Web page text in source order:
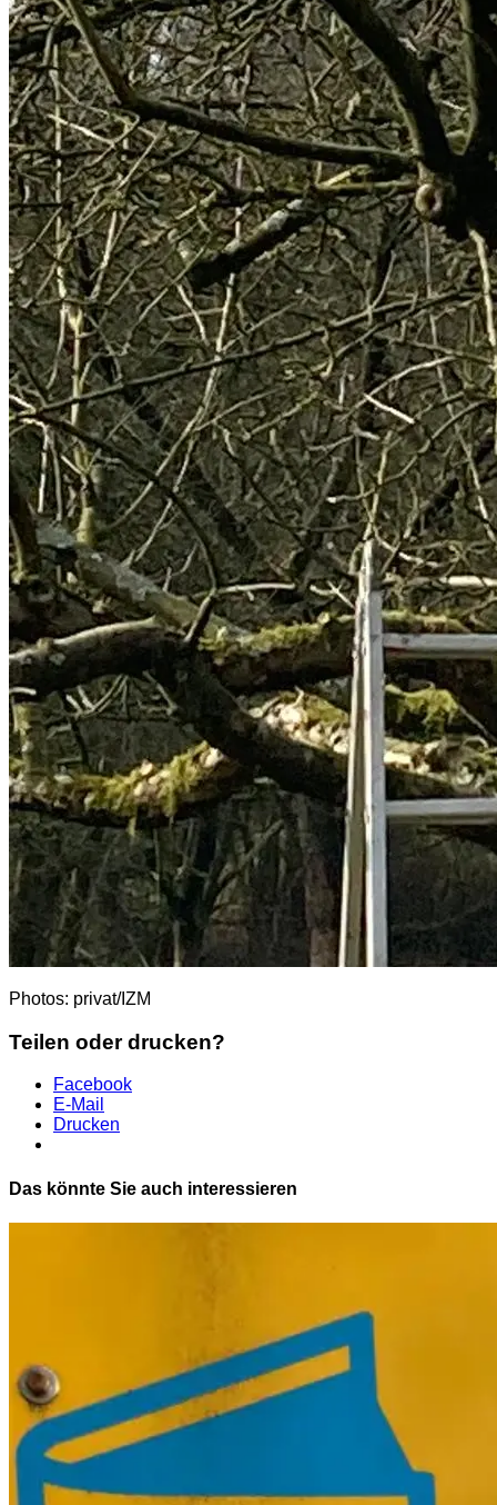
Photos: privat/IZM
Teilen oder drucken?
Facebook
E-Mail
Drucken
Das könnte Sie auch interessieren